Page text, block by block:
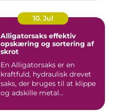
10. Jul
Alligatorsaks effektiv
opskæring og sortering af
skrot
En Alligatorsaks er en
kraftfuld, hydraulisk drevet
saks, der bruges til at klippe
og adskille metal...